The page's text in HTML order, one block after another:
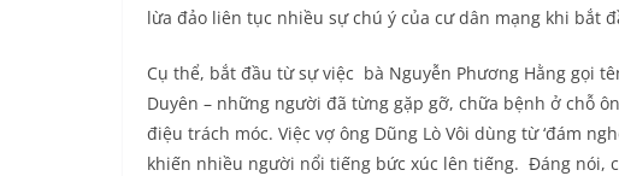
lừa đảo liên tục nhiều sự chú ý của cư dân mạng khi bắt
Cụ thể, bắt đầu từ sự việc bà Nguyễn Phương Hằng gọi
Duyên – những người đã từng gặp gỡ, chữa bệnh ở chỗ
điệu trách móc. Việc vợ ông Dũng Lò Vôi dùng từ ‘đám
khiến nhiều người nổi tiếng bức xúc lên tiếng. Đáng nói,